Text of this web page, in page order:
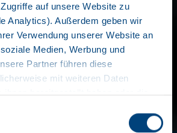
auf unsere Website zu
Analytics). Außerdem geben wir
Verwendung unserer Website an
Medien, Werbung und
Partner führen diese
mit weiteren Daten
ihnen bereitgestellt haben oder die
Rahmen des Trackings auch